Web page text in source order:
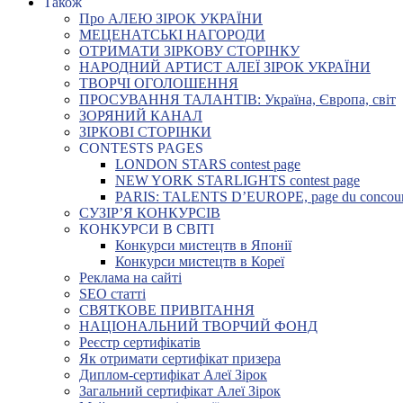
Про АЛЕЮ ЗІРОК УКРАЇНИ
МЕЦЕНАТСЬКІ НАГОРОДИ
ОТРИМАТИ ЗІРКОВУ СТОРІНКУ
НАРОДНИЙ АРТИСТ АЛЕЇ ЗІРОК УКРАЇНИ
ТВОРЧІ ОГОЛОШЕННЯ
ПРОСУВАННЯ ТАЛАНТІВ: Україна, Європа, світ
ЗОРЯНИЙ КАНАЛ
ЗІРКОВІ СТОРІНКИ
CONTESTS PAGES
LONDON STARS contest page
NEW YORK STARLIGHTS contest page
PARIS: TALENTS D’EUROPE, page du
СУЗІР’Я КОНКУРСІВ
КОНКУРСИ В СВІТІ
Конкурси мистецтв в Японії
Конкурси мистецтв в Кореї
Реклама на сайті
SEO статті
СВЯТКОВЕ ПРИВІТАННЯ
НАЦІОНАЛЬНИЙ ТВОРЧИЙ ФОНД
Реєстр сертифікатів
Як отримати сертифікат призера
Диплом-сертифікат Алеї Зірок
Загальний сертифікат Алеї Зірок